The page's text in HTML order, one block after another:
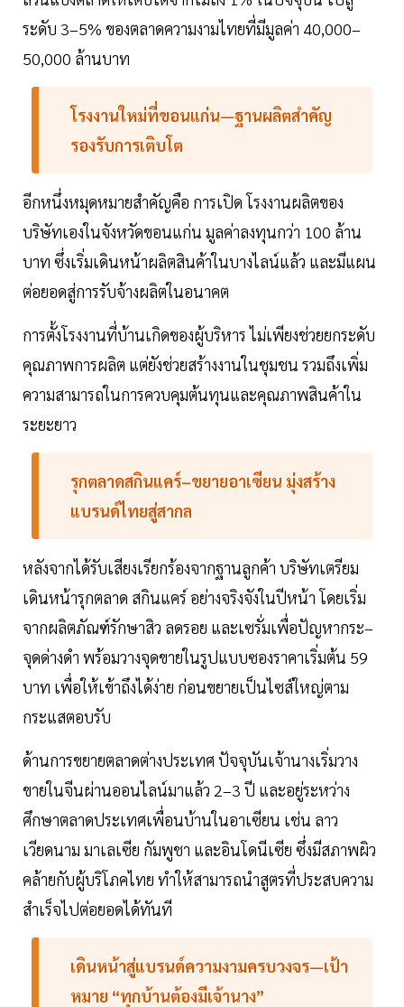
ระดับ 3–5% ของตลาดความงามไทยที่มีมูลค่า 40,000–
50,000 ล้านบาท
โรงงานใหม่ที่ขอนแก่น—ฐานผลิตสำคัญ
รองรับการเติบโต
อีกหนึ่งหมุดหมายสำคัญคือ การเปิด โรงงานผลิตของ
บริษัทเองในจังหวัดขอนแก่น มูลค่าลงทุนกว่า 100 ล้าน
บาท ซึ่งเริ่มเดินหน้าผลิตสินค้าในบางไลน์แล้ว และมีแผน
ต่อยอดสู่การรับจ้างผลิตในอนาคต
การตั้งโรงงานที่บ้านเกิดของผู้บริหาร ไม่เพียงช่วยยกระดับ
คุณภาพการผลิต แต่ยังช่วยสร้างงานในชุมชน รวมถึงเพิ่ม
ความสามารถในการควบคุมต้นทุนและคุณภาพสินค้าใน
ระยะยาว
รุกตลาดสกินแคร์–ขยายอาเซียน มุ่งสร้าง
แบรนด์ไทยสู่สากล
หลังจากได้รับเสียงเรียกร้องจากฐานลูกค้า บริษัทเตรียม
เดินหน้ารุกตลาด สกินแคร์ อย่างจริงจังในปีหน้า โดยเริ่ม
จากผลิตภัณฑ์รักษาสิว ลดรอย และเซรั่มเพื่อปัญหากระ–
จุดด่างดำ พร้อมวางจุดขายในรูปแบบซองราคาเริ่มต้น 59
บาท เพื่อให้เข้าถึงได้ง่าย ก่อนขยายเป็นไซส์ใหญ่ตาม
กระแสตอบรับ
ด้านการขยายตลาดต่างประเทศ ปัจจุบันเจ้านางเริ่มวาง
ขายในจีนผ่านออนไลน์มาแล้ว 2–3 ปี และอยู่ระหว่าง
ศึกษาตลาดประเทศเพื่อนบ้านในอาเซียน เช่น ลาว
เวียดนาม มาเลเซีย กัมพูชา และอินโดนีเซีย ซึ่งมีสภาพผิว
คล้ายกับผู้บริโภคไทย ทำให้สามารถนำสูตรที่ประสบความ
สำเร็จไปต่อยอดได้ทันที
เดินหน้าสู่แบรนด์ความงามครบวงจร—เป้า
หมาย “ทุกบ้านต้องมีเจ้านาง”